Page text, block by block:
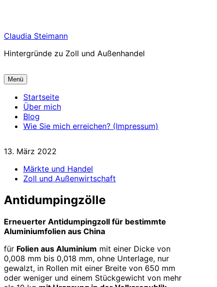
Zum
springen
Claudia Steimann
Hintergründe zu Zoll und Außenhandel
Menü
Startseite
Über mich
Blog
Wie Sie mich erreichen? (Impressum)
13. März 2022
Märkte und Handel
Zoll und Außenwirtschaft
Antidumpingzölle
Erneuerter Antidumpingzoll für bestimmte
Aluminiumfolien aus China
für Folien aus Aluminium mit einer Dicke von
0,008 mm bis 0,018 mm, ohne Unterlage, nur
gewalzt, in Rollen mit einer Breite von 650 mm
oder weniger und einem Stückgewicht von mehr